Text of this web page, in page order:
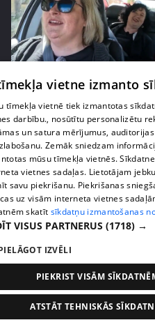
pirms 2 nedēļām, 6 dienām
"Tevi sagaida
satraukta par
71. epizode
vietne izmanto
tīmekļa vietnē tiek izmantotas
darbību., nosūtītu personalizētu
un satura mērījumus,
Zemāk sniedzam
mūsu tīmekļa vietnēs.
vietnes sadaļas. Lietotājam
savu piekrišanu. Piekrišanas
uz visām interneta vietnes
skatīt sīkdatņu izmantošanas
VISUS PARTNERUS (1718) →
IZVĒLI
PIEKRIST VISĀM
ATSTĀT TEHNISKĀS